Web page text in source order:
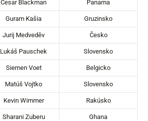
Cesar Blackman Panama
Guram Kašia Gruzinsko
Jurij Medveděv Česko
Lukáš Pauschek Slovensko
Siemen Voet Belgicko
Matúš Vojtko Slovensko
Kevin Wimmer Rakúsko
Sharani Zuberu Ghana